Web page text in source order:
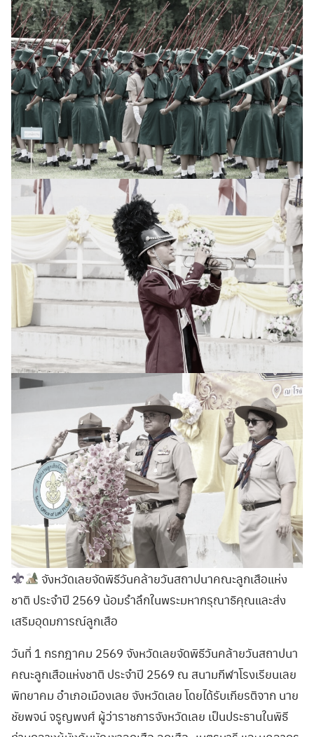
จังหวัดเลยจัดพิธีวันคล้ายวันสถาปนาคณะลูกเสือแห่ง
ชาติ ประจำปี 2569 น้อมรำลึกในพระมหากรุณาธิคุณและส่ง
เสริมอุดมการณ์ลูกเสือ
วันที่ 1 กรกฎาคม 2569 จังหวัดเลยจัดพิธีวันคล้ายวันสถาปนา
คณะลูกเสือแห่งชาติ ประจำปี 2569 ณ สนามกีฬาโรงเรียนเลย
พิทยาคม อำเภอเมืองเลย จังหวัดเลย โดยได้รับเกียรติจาก นาย
ชัยพจน์ จรูญพงศ์ ผู้ว่าราชการจังหวัดเลย เป็นประธานในพิธี